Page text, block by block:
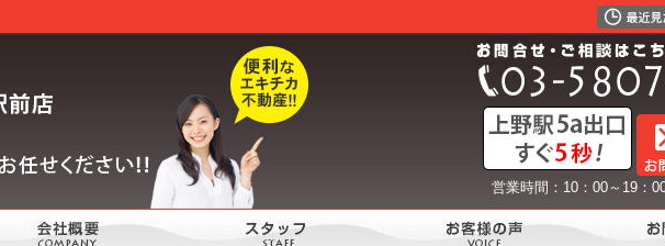
営業時間：10：00～19：